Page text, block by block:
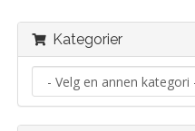
Kategorier